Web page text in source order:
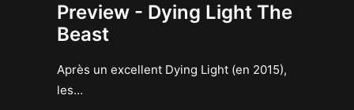
Preview - Dying Light The
Beast
Après un excellent Dying Light (en 2015),
les…